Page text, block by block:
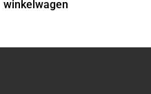
winkelwagen